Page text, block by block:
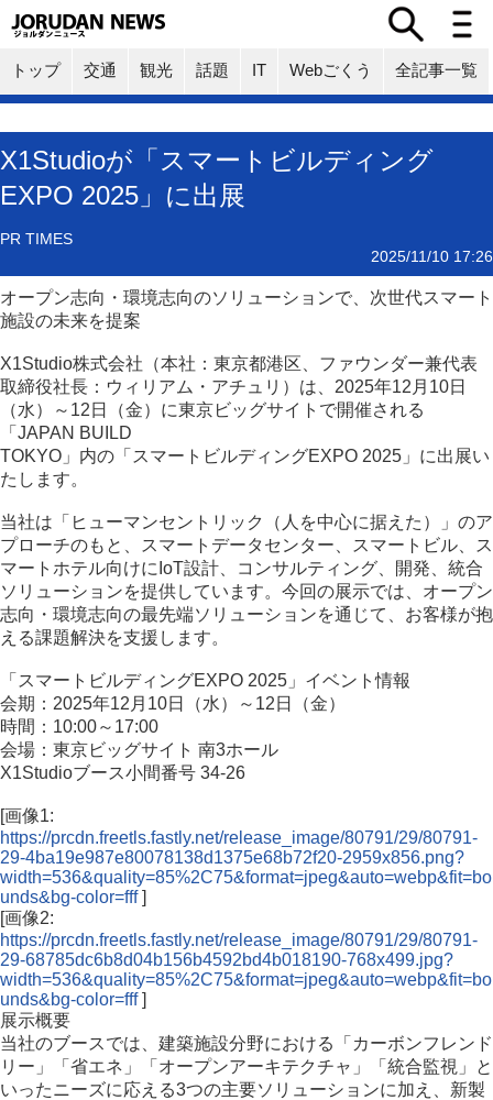
トップ 交通 観光 話題 IT Webごくう 全記事一覧
X1Studioが「スマートビルディング
EXPO 2025」に出展
PR TIMES
2025/11/10 17:26
オープン志向・環境志向のソリューションで、次世代スマート
施設の未来を提案
X1Studio株式会社（本社：東京都港区、ファウンダー兼代表
取締役社長：ウィリアム・アチュリ）は、2025年12月10日
（水）～12日（金）に東京ビッグサイトで開催される
「JAPAN BUILD
TOKYO」内の「スマートビルディングEXPO 2025」に出展い
たします。
当社は「ヒューマンセントリック（人を中心に据えた）」のア
プローチのもと、スマートデータセンター、スマートビル、ス
マートホテル向けにIoT設計、コンサルティング、開発、統合
ソリューションを提供しています。今回の展示では、オープン
志向・環境志向の最先端ソリューションを通じて、お客様が抱
える課題解決を支援します。
「スマートビルディングEXPO 2025」イベント情報
会期：2025年12月10日（水）～12日（金）
時間：10:00～17:00
会場：東京ビッグサイト 南3ホール
X1Studioブース小間番号 34-26
[画像1:
https://prcdn.freetls.fastly.net/release_image/80791/29/80791-
29-4ba19e987e80078138d1375e68b72f20-2959x856.png?
width=536&quality=85%2C75&format=jpeg&auto=webp&fit=bo
unds&bg-color=fff]
[画像2:
https://prcdn.freetls.fastly.net/release_image/80791/29/80791-
29-68785dc6b8d04b156b4592bd4b018190-768x499.jpg?
width=536&quality=85%2C75&format=jpeg&auto=webp&fit=bo
unds&bg-color=fff]
展示概要
当社のブースでは、建築施設分野における「カーボンフレンド
リー」「省エネ」「オープンアーキテクチャ」「統合監視」と
いったニーズに応える3つの主要ソリューションに加え、新製